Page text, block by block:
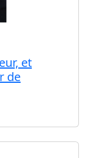
et
de